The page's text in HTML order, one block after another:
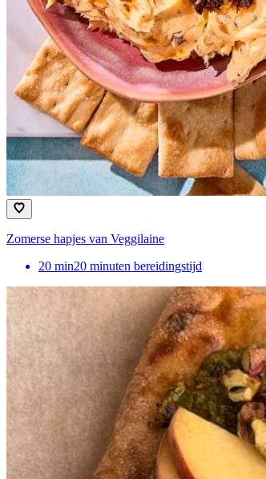
Zomerse hapjes van Veggilaine
20 min20 minuten bereidingstijd